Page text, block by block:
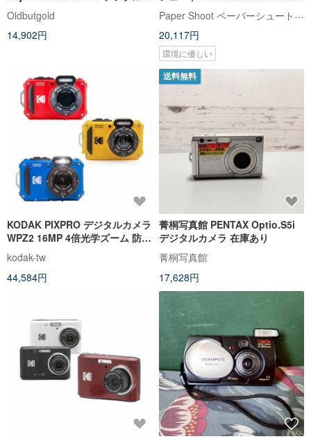
メラ (SuperCCD HR 传感器) –
ボディのみ
Oldbutgold
14,902円
Vintage Patterned Glass ケー
ス PaperShoot
Paper Shoot ペーパーシュート【公式】
20,117円
環境に優しい
KODAK PIXPRO デジタルカメラ
WPZ2 16MP 4倍光学ズーム 防水
デジタルカメラ
kodak-tw
44,584円
送料無料
菁桐写真館 PENTAX Optio.S5i
デジタルカメラ 在庫あり
菁桐写真館
17,628円